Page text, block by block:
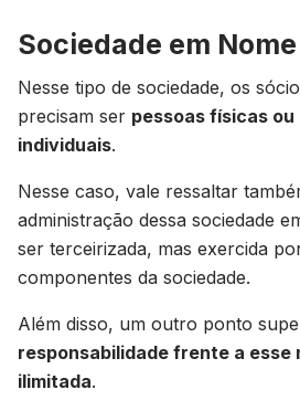
Sociedade em
Nesse tipo de sociedade, os
precisam ser pessoas físicas
individuais.
Nesse caso, vale ressaltar
administração dessa sociedade
ser terceirizada, mas exercida
componentes da sociedade.
Além disso, um outro ponto
responsabilidade frente a esse
ilimitada.